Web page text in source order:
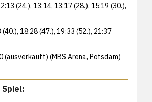
(24.), 13:14, 13:17 (28.), 15:19 (30.),
18:28 (47.), 19:33 (52.), 21:37
(ausverkauft) (MBS Arena, Potsdam)
Spiel: